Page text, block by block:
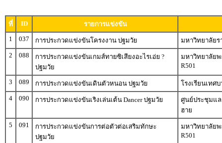
ที่ ID
รายการแข่งขัน
1
037 การประกวดแข่งขันโครงงาน ปฐมวัย
มหาวิทยาลัย
2
088
การประกวดแข่งขันเกมส์ทายซิเสียงอะไรเอ่ย ?
ปฐมวัย
มหาวิทยาลัยพ
R501
3 089 การประกวดแข่งขันเดินตัวหนอน ปฐมวัย
โรงเรียนเทศ
4
090 การประกวดแข่งขันเริงเล่นเต้น Dancer ปฐมวัย
ศูนย์ประชุมแล
ฮาย
5
091
การประกวดแข่งขันการต่อตัวต่อเสริมทักษะ
ปฐมวัย
มหาวิทยาลัยพ
R501